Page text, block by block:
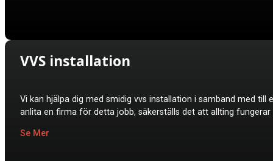
VVS installation
Vi kan hjälpa dig med smidig vvs installation i samband med
anlita en firma för detta jobb, säkerställs det att allting
Se Mer